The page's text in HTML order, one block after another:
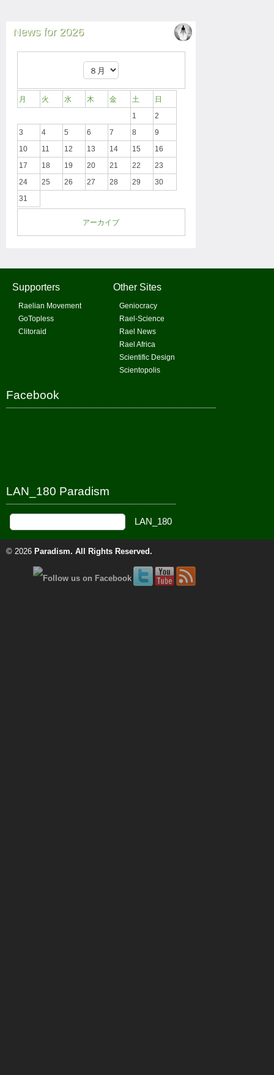
News for 2026
月 火 水 木 金 土
日
1
2
3
4 5 6 7 8
9
10
11 12 13 14 15
16
17
18 19 20 21 22
23
24
25 26 27 28 29
30
31
アーカイブ
Supporters
Raelian Movement
GoTopless
Clitoraid
Other Sites
Geniocracy
Rael-Science
Rael News
Rael Africa
Scientific Design
Scientopolis
Facebook
LAN_180 Paradism
© 2026 Paradism. All Rights Reserved.